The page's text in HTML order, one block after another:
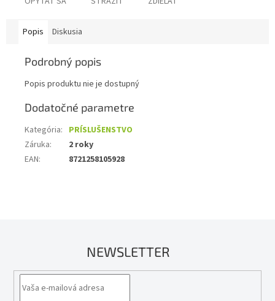
Popis Diskusia
Podrobný popis
Popis produktu nie je dostupný
Dodatočné parametre
Kategória: PRÍSLUŠENSTVO
Záruka:
2 roky
EAN: 8721258105928
NEWSLETTER